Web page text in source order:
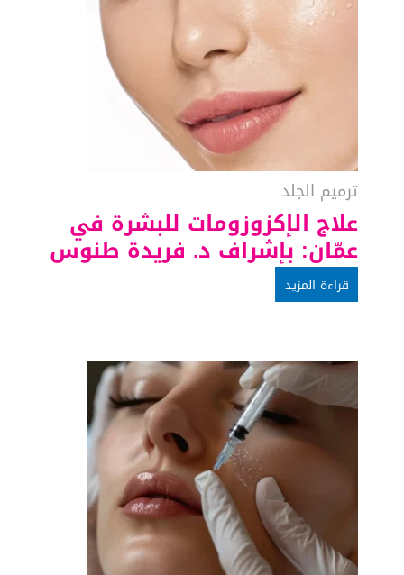
ترميم الجلد
علاج الإكزوزومات للبشرة في
عمّان: بإشراف د. فريدة طنوس
قراءة المزيد